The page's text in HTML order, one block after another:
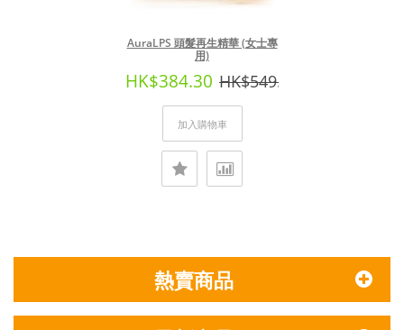
AuraLPS 頭髮再生精華 (女士專
用)
HK$384.30 HK$549.00
加入購物車
熱賣商品